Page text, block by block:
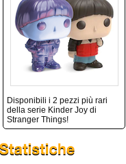
Disponibili i 2 pezzi più rari
della serie Kinder Joy di
Stranger Things!